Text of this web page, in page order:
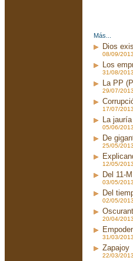
Más...
Dios
08/09/
Los
31/08/
La PP
29/07/
17/07/
La
05/06/
De
25/05/
12/05/
Del 11-
03/05/
Del
02/05/
20/04/
31/03/
Zapajoy
22/03/